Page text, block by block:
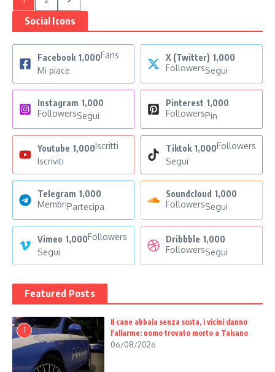
Social Icons
Facebook 1,000Fans
Mi piace
X (Twitter) 1,000
FollowersSegui
Instagram 1,000
FollowersSegui
Pinterest 1,000
FollowersPin
Youtube 1,000Iscritti
Iscriviti
Tiktok 1,000Followers
Segui
Telegram 1,000
MembriPartecipa
Soundcloud 1,000
FollowersSegui
Vimeo 1,000Followers
Segui
Dribbble 1,000
FollowersSegui
Featured Posts
1
Il cane abbaia senza sosta, i vicini danno
l’allarme: uomo trovato morto a Talsano
06/08/2026